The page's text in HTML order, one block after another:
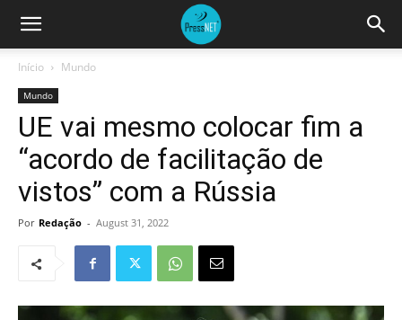
Início Mundo
Mundo
UE vai mesmo colocar fim a
“acordo de facilitação de
vistos” com a Rússia
Por Redação - August 31, 2022